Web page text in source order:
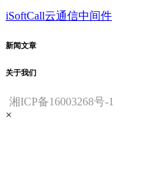
iSoftCall云通信中间件
新闻文章
关于我们
湘ICP备16003268号-1
×